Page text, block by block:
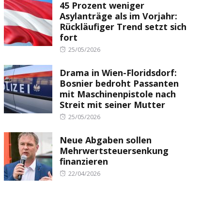
45 Prozent weniger
Asylanträge als im Vorjahr:
Rückläufiger Trend setzt sich
fort
Posted
25/05/2026
Drama in Wien-Floridsdorf:
Bosnier bedroht Passanten
mit Maschinenpistole nach
Streit mit seiner Mutter
Posted
25/05/2026
Neue Abgaben sollen
Mehrwertsteuersenkung
finanzieren
Posted
22/04/2026